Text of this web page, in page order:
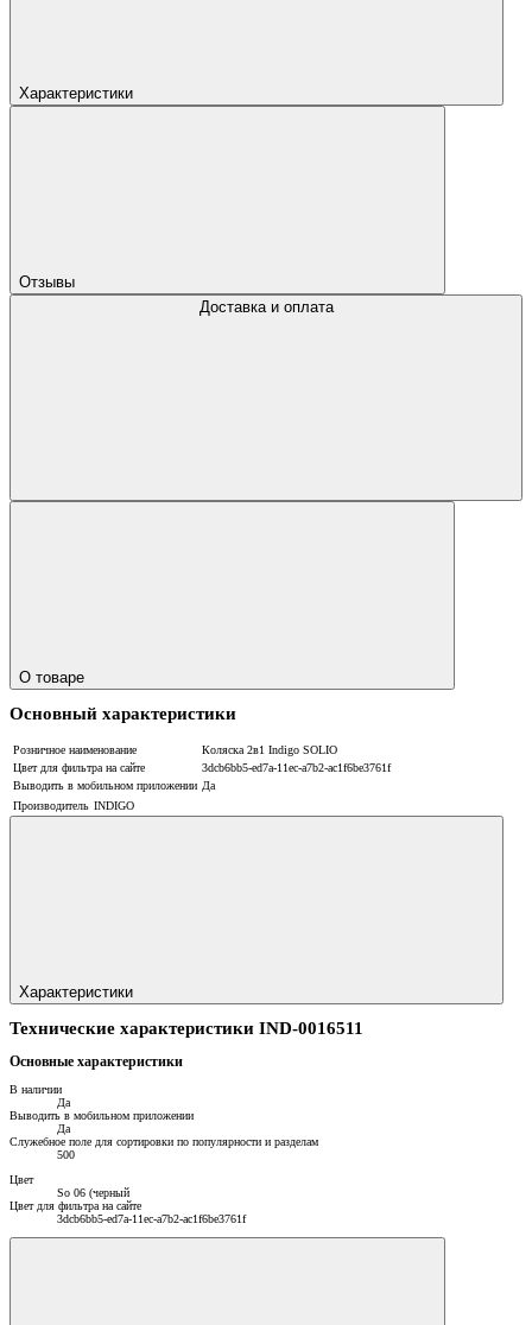
Характеристики
Отзывы
Доставка и оплата
О товаре
Основный характеристики
Розничное наименование
Коляска 2в1 Indigo SOLIO
Цвет для фильтра на сайте
3dcb6bb5-ed7a-11ec-a7b2-ac1f6be3761f
Выводить в мобильном приложении Да
Производитель INDIGO
Характеристики
Технические характеристики IND-0016511
Основные характеристики
В наличии
Да
Выводить в мобильном приложении
Да
Служебное поле для сортировки по популярности и разделам
500
Цвет
So 06 (черный
Цвет для фильтра на сайте
3dcb6bb5-ed7a-11ec-a7b2-ac1f6be3761f